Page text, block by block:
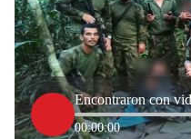
00:00:00